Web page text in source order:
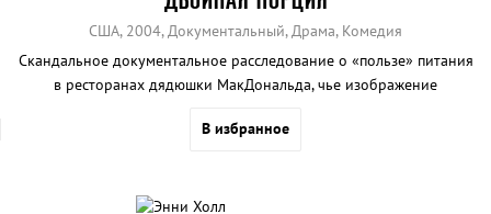
США, 2004, Документальный, Драма, Комедия
Скандальное документальное расследование о «пользе» питания
в ресторанах дядюшки МакДональда, чье изображение
В избранное